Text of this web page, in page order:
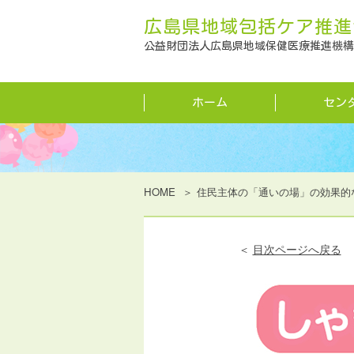
広島県地域包括ケア推
公益財団法人広島県地域保健医療推進機構
ホーム セン
HOME 住民主体の「通いの場」の効果
＜ 目次ページへ戻る